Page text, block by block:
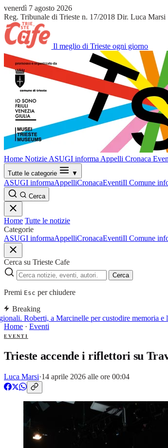
venerdì 7 agosto 2026
Reg. Tribunale di Trieste n. 17/2018 Dir. Luca Marsi
Il meglio di Trieste ogni giorno
Home Notizie ASUGI informa Appelli Cronaca
Tutte le categorie ▼
ASUGI informaAppelliCronacaEventiIl Comune
Cerca
Home Tutte le notizie
Categorie
ASUGI informaAppelliCronacaEventiIl Comune
Cerca su Trieste Cafe
Cerca
Premi Esc per chiudere
Breaking
Roberti, a Marcinelle per custodire memoria e
Home · Eventi
EVENTI
Trieste accende i riflettori su
Luca Marsi·14 aprile 2026 alle ore 00:04